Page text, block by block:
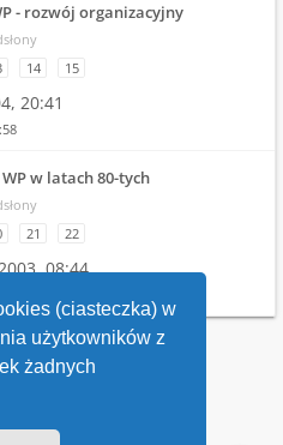
(ciasteczka) w
użytkowników z
żadnych
- rozwój organizacyjny
14 15
20:41
w latach 80-tych
21 22
08:44